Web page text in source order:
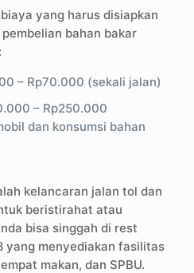
yang harus disiapkan
bahan bakar
– Rp70.000 (sekali jalan)
– Rp250.000
dan konsumsi bahan
kelancaran jalan tol dan
beristirahat atau
bisa singgah di rest
yang menyediakan fasilitas
makan, dan SPBU.